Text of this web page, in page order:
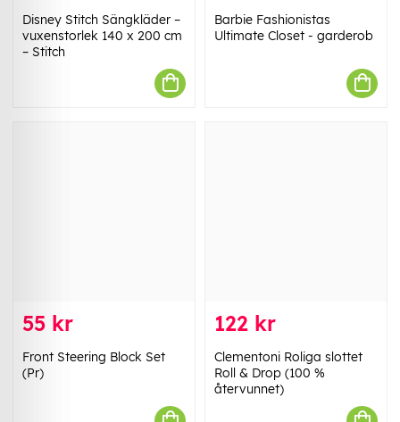
Disney Stitch Sängkläder –
vuxenstorlek 140 x 200 cm
– Stitch
Barbie Fashionistas
Ultimate Closet - garderob
55 kr
Front Steering Block Set
(Pr)
122 kr
Clementoni Roliga slottet
Roll & Drop (100 %
återvunnet)